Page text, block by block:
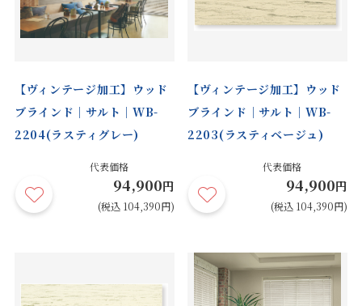
【ヴィンテージ加工】ウッド
ブラインド｜サルト｜WB-
2204(ラスティグレー)
代表価格
94,900円
(税込 104,390円)
【ヴィンテージ加工】ウッド
ブラインド｜サルト｜WB-
2203(ラスティベージュ)
代表価格
94,900円
(税込 104,390円)